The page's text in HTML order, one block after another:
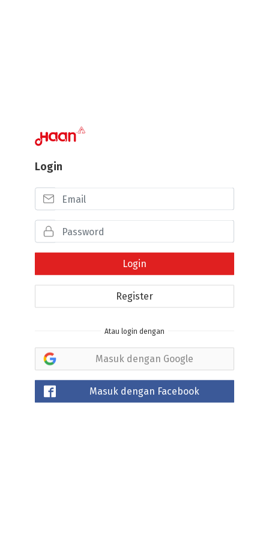
Login
Login
Register
Atau login dengan
Masuk dengan Google
Masuk dengan Facebook